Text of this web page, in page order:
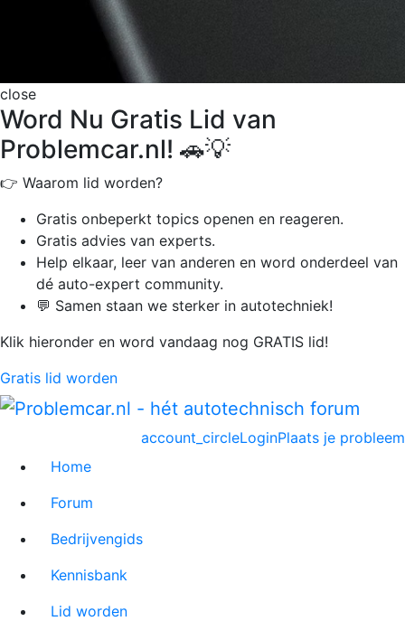
close
Word Nu Gratis Lid van
Problemcar.nl! 🚗💡
👉 Waarom lid worden?
Gratis onbeperkt topics openen en reageren.
Gratis advies van experts.
Help elkaar, leer van anderen en word onderdeel van
dé auto-expert community.
💬 Samen staan we sterker in autotechniek!
Klik hieronder en word vandaag nog GRATIS lid!
Gratis lid worden
Plaats je probleem
account_circleLogin
Home
Forum
Bedrijvengids
Kennisbank
Lid worden